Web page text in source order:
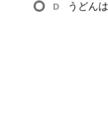
D うどんは